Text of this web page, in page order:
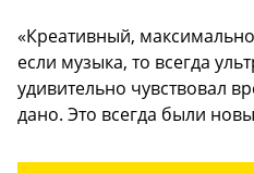
«Креативный,
если музыка, то всегда
удивительно чувствовал
дано. Это всегда были